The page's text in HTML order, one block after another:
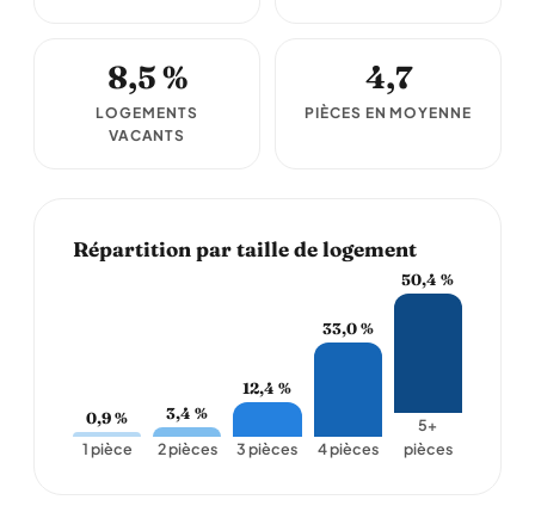
8,5 %
LOGEMENTS
VACANTS
4,7
PIÈCES EN MOYENNE
Répartition par taille de logement
0,9 %
1 pièce
3,4 %
2 pièces
12,4 %
3 pièces
33,0 %
4 pièces
50,4 %
5+
pièces